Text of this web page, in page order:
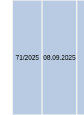
71/2025 08.09.2025